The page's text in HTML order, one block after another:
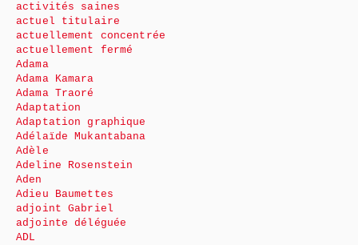
activités saines
actuel titulaire
actuellement concentrée
actuellement fermé
Adama
Adama Kamara
Adama Traoré
Adaptation
Adaptation graphique
Adélaïde Mukantabana
Adèle
Adeline Rosenstein
Aden
Adieu Baumettes
adjoint Gabriel
adjointe déléguée
ADL